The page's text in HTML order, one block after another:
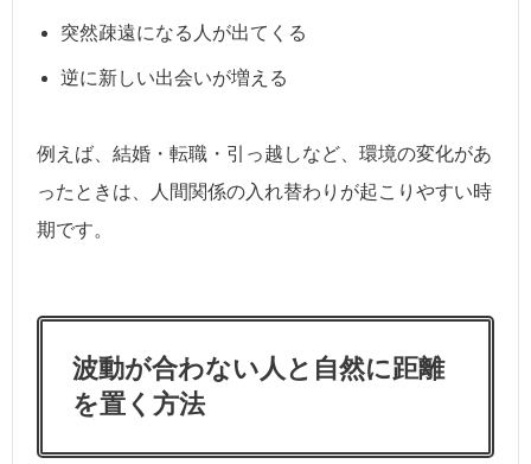
突然疎遠になる人が出てくる
逆に新しい出会いが増える
例えば、結婚・転職・引っ越しなど、環境の変化があ
ったときは、人間関係の入れ替わりが起こりやすい時
期です。
波動が合わない人と自然に距離
を置く方法